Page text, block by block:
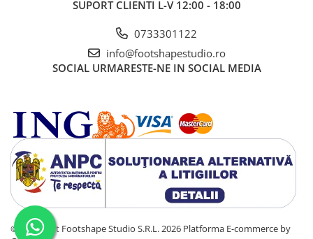
SUPORT CLIENTI L-V 12:00 - 18:00
0733301122
info@footshapestudio.ro
SOCIAL URMARESTE-NE IN SOCIAL MEDIA
©Copyright Footshape Studio S.R.L. 2026 Platforma E-commerce by